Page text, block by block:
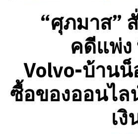
“ศุภมาส”
คดีแพ่ง
Volvo-บ้าน
ซื้อของออนไล
เ